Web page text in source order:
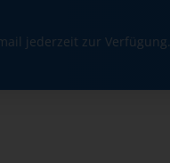
jederzeit zur Verfügung.